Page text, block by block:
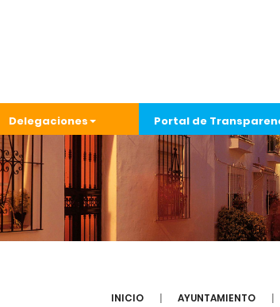
Delegaciones Portal de
INICIO AYUNTAMIENTO